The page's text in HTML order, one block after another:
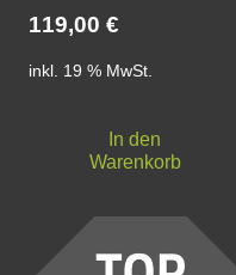
119,00 €
inkl. 19 % MwSt.
In den
Warenkorb